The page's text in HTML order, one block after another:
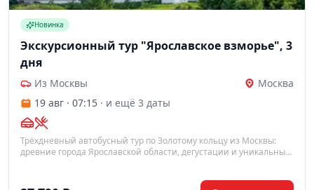
Новинка
Экскурсионный тур "Ярославское взморье", 3
дня
Из Москвы
Москва
19 авг · 07:15 · и ещё 3 даты
Трёхдневный автобусный тур по Золотому кольцу из Москвы:
древние города Ярославской области, дегустации и уникальные